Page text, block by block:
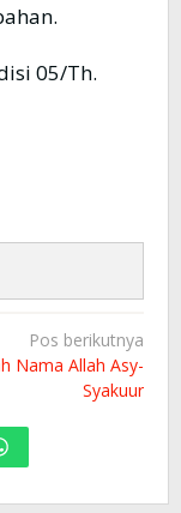
05/Th.
Pos berikutnya
Nama Allah Asy-
Syakuur